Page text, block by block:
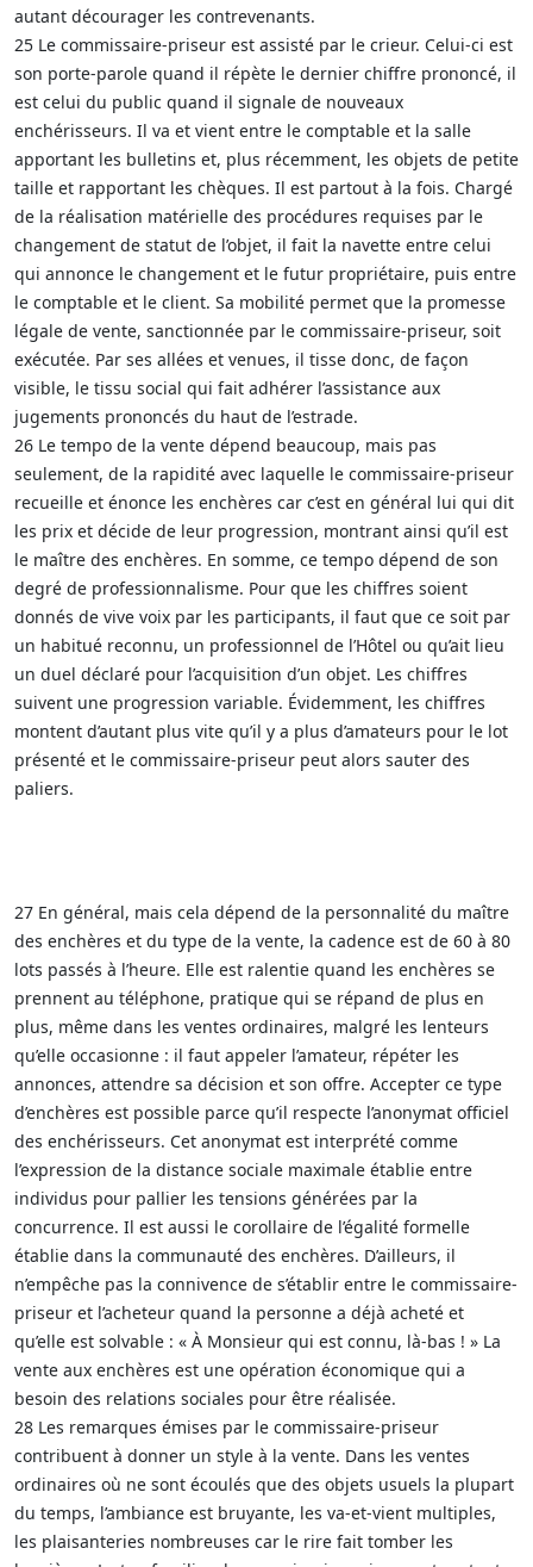
autant décourager les contrevenants.
25 Le commissaire-priseur est assisté par le crieur. Celui-ci est
son porte-parole quand il répète le dernier chiffre prononcé, il
est celui du public quand il signale de nouveaux
enchérisseurs. Il va et vient entre le comptable et la salle
apportant les bulletins et, plus récemment, les objets de petite
taille et rapportant les chèques. Il est partout à la fois. Chargé
de la réalisation matérielle des procédures requises par le
changement de statut de l’objet, il fait la navette entre celui
qui annonce le changement et le futur propriétaire, puis entre
le comptable et le client. Sa mobilité permet que la promesse
légale de vente, sanctionnée par le commissaire-priseur, soit
exécutée. Par ses allées et venues, il tisse donc, de façon
visible, le tissu social qui fait adhérer l’assistance aux
jugements prononcés du haut de l’estrade.
26 Le tempo de la vente dépend beaucoup, mais pas
seulement, de la rapidité avec laquelle le commissaire-priseur
recueille et énonce les enchères car c’est en général lui qui dit
les prix et décide de leur progression, montrant ainsi qu’il est
le maître des enchères. En somme, ce tempo dépend de son
degré de professionnalisme. Pour que les chiffres soient
donnés de vive voix par les participants, il faut que ce soit par
un habitué reconnu, un professionnel de l’Hôtel ou qu’ait lieu
un duel déclaré pour l’acquisition d’un objet. Les chiffres
suivent une progression variable. Évidemment, les chiffres
montent d’autant plus vite qu’il y a plus d’amateurs pour le lot
présenté et le commissaire-priseur peut alors sauter des
paliers.
27 En général, mais cela dépend de la personnalité du maître
des enchères et du type de la vente, la cadence est de 60 à 80
lots passés à l’heure. Elle est ralentie quand les enchères se
prennent au téléphone, pratique qui se répand de plus en
plus, même dans les ventes ordinaires, malgré les lenteurs
qu’elle occasionne : il faut appeler l’amateur, répéter les
annonces, attendre sa décision et son offre. Accepter ce type
d’enchères est possible parce qu’il respecte l’anonymat officiel
des enchérisseurs. Cet anonymat est interprété comme
l’expression de la distance sociale maximale établie entre
individus pour pallier les tensions générées par la
concurrence. Il est aussi le corollaire de l’égalité formelle
établie dans la communauté des enchères. D’ailleurs, il
n’empêche pas la connivence de s’établir entre le commissaire-
priseur et l’acheteur quand la personne a déjà acheté et
qu’elle est solvable : « À Monsieur qui est connu, là-bas ! » La
vente aux enchères est une opération économique qui a
besoin des relations sociales pour être réalisée.
28 Les remarques émises par le commissaire-priseur
contribuent à donner un style à la vente. Dans les ventes
ordinaires où ne sont écoulés que des objets usuels la plupart
du temps, l’ambiance est bruyante, les va-et-vient multiples,
les plaisanteries nombreuses car le rire fait tomber les